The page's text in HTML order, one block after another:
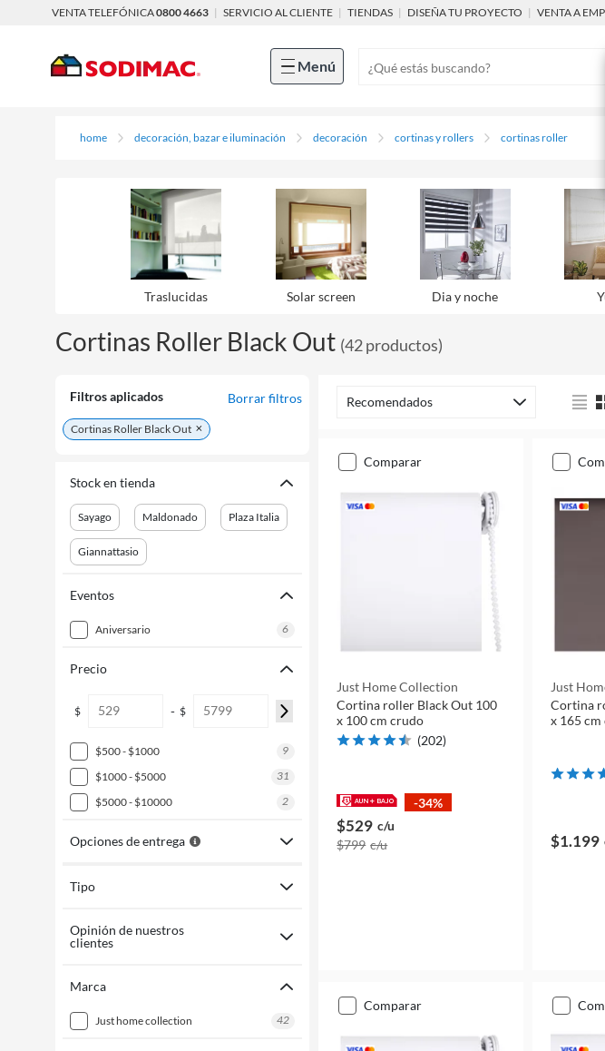
VENTA TELEFÓNICA0800 4663 | SERVICIO AL CLIENTE | TIENDAS | DISEÑA TU PROYECTO | VENTA A
Menú
home decoración, bazar e iluminación decoración cortinas y rollers cortinas roller
Traslucidas Solar screen Dia y noche
Cortinas Roller Black Out (42productos)
Filtros aplicados Borrar filtros
Cortinas Roller Black Out
Stock en tienda
Sayago Maldonado Plaza Italia
Giannattasio
Eventos
aniversario 6
Precio
$ - $
$500 - $1000
9
$1000 - $5000
31
$5000 - $10000
2
Opciones de entrega
Tipo
Opinión de nuestros
clientes
Marca
just home collection 42
Recomendados
comparar
Just Home Collection
Cortina roller Black Out 100
x 100 cm crudo
(202)
-34%
$529 c/u
$799 c/u
Just
Cortina
x 165 cm
$1.199
comparar